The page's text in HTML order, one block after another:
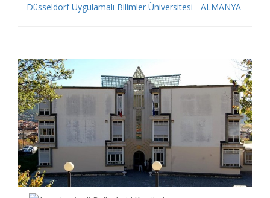
Düsseldorf Uygulamalı Bilimler Üniversitesi - ALMANYA